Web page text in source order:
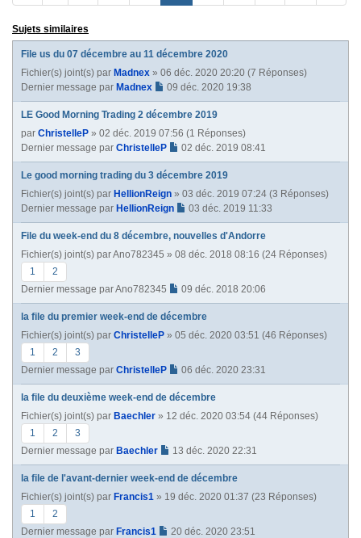
R
V
u
Sujets similaires
File us du 07 décembre au 11 décembre 2020
Fichier(s) joint(s) par Madnex » 06 déc. 2020 20:20 (7 Réponses)
Dernier message par Madnex 09 déc. 2020 19:38
LE Good Morning Trading 2 décembre 2019
par ChristelleP » 02 déc. 2019 07:56 (1 Réponses)
Dernier message par ChristelleP 02 déc. 2019 08:41
Le good morning trading du 3 décembre 2019
Fichier(s) joint(s) par HellionReign » 03 déc. 2019 07:24 (3 Réponses)
Dernier message par HellionReign 03 déc. 2019 11:33
File du week-end du 8 décembre, nouvelles d'Andorre
Fichier(s) joint(s) parAno782345 » 08 déc. 2018 08:16 (24 Réponses)
1
2
Dernier message parAno782345 09 déc. 2018 20:06
la file du premier week-end de décembre
Fichier(s) joint(s) par ChristelleP » 05 déc. 2020 03:51 (46 Réponses)
1
2
3
Dernier message par ChristelleP 06 déc. 2020 23:31
la file du deuxième week-end de décembre
Fichier(s) joint(s) par Baechler » 12 déc. 2020 03:54 (44 Réponses)
1
2
3
Dernier message par Baechler 13 déc. 2020 22:31
la file de l'avant-dernier week-end de décembre
Fichier(s) joint(s) par Francis1 » 19 déc. 2020 01:37 (23 Réponses)
1
2
Dernier message par Francis1 20 déc. 2020 23:51